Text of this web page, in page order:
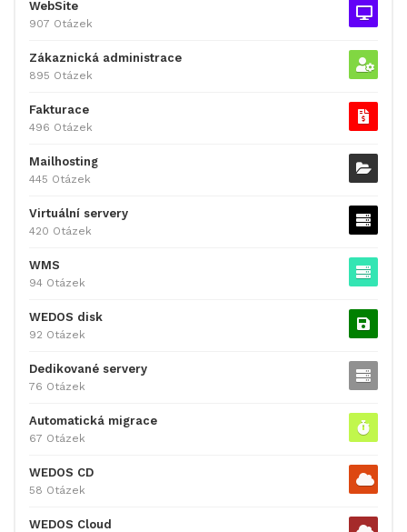
WebSite
907 Otázek
Zákaznická administrace
895 Otázek
Fakturace
496 Otázek
Mailhosting
445 Otázek
Virtuální servery
420 Otázek
WMS
94 Otázek
WEDOS disk
92 Otázek
Dedikované servery
76 Otázek
Automatická migrace
67 Otázek
WEDOS CD
58 Otázek
WEDOS Cloud